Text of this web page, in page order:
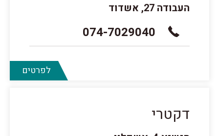
העבודה 27, אשדוד
074-7029040
לפרטים
דקטרי